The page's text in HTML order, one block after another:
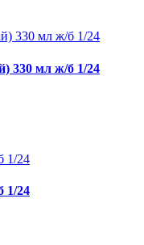
330 мл ж/б 1/24
1/24